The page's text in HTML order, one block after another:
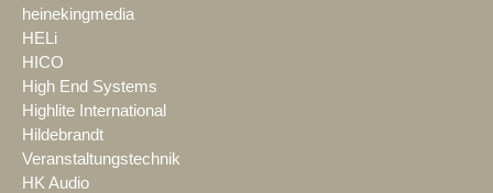
heinekingmedia
HELi
HICO
High End Systems
Highlite International
Hildebrandt
Veranstaltungstechnik
HK Audio